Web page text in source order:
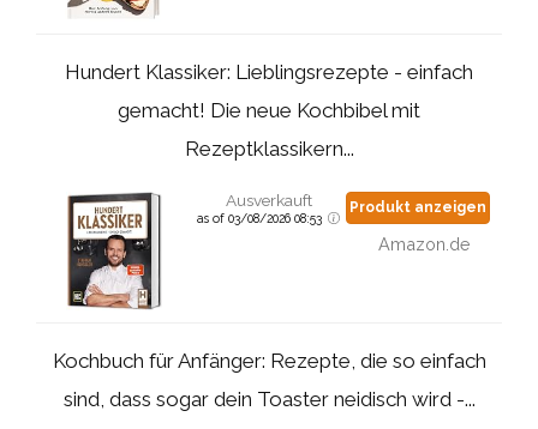
Hundert Klassiker: Lieblingsrezepte - einfach
gemacht! Die neue Kochbibel mit
Rezeptklassikern...
Ausverkauft
as of 03/08/2026 08:53
Produkt anzeigen
Amazon.de
Kochbuch für Anfänger: Rezepte, die so einfach
sind, dass sogar dein Toaster neidisch wird -...